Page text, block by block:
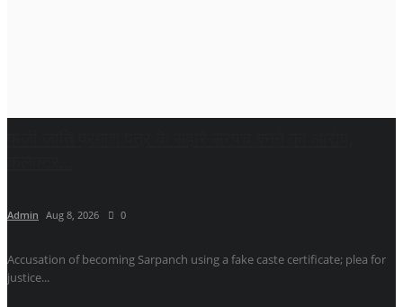
Admin Aug 8, 2026 0
Accusation of becoming Sarpanch using a fake caste certificate; plea for
justice...